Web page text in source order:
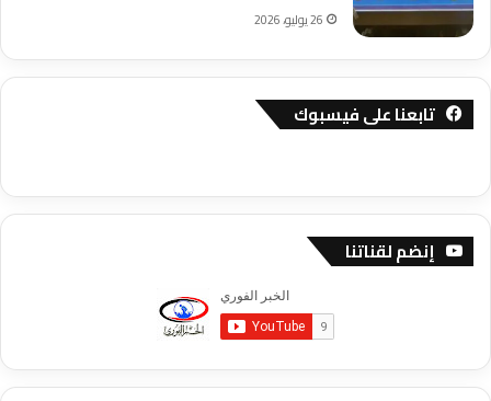
26 يوليو، 2026
تابعنا على فيسبوك
إنضم لقناتنا